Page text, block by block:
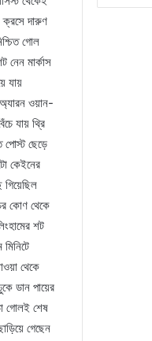
ক্রসে দারুণ
গোল
নেন মার্কাস
যায়
ওয়ান-
যায় থ্রি
পোস্ট ছেড়ে
কেইনের
কোণ থেকে
শট
থেকে
ডান পায়ের
গোলই শেষ
গেছেন